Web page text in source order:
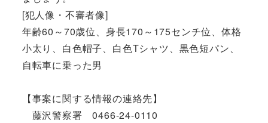
[犯人像・不審者像]
年齢60～70歳位、身長170～175センチ位、体格
小太り、白色帽子、白色Tシャツ、黒色短パン、
自転車に乗った男
【事案に関する情報の連絡先】
藤沢警察署 0466-24-0110